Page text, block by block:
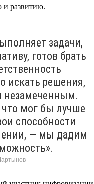
и развитию.
задачи,
готов брать
искать решения,
незамеченным.
мог бы лучше
способности
— мы дадим